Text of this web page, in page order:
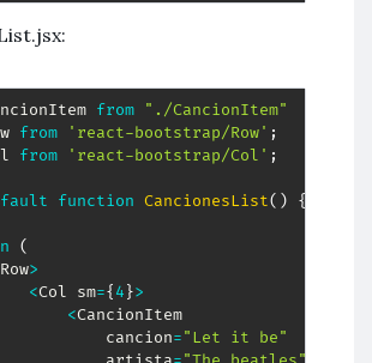
from
"./CancionItem"
from 'react-bootstrap/Row' ;
from 'react-bootstrap/Col' ;
function CancionesList( ) {
(
Row>
<Col sm={ 4 }>
<CancionItem
cancion
="Let it be"